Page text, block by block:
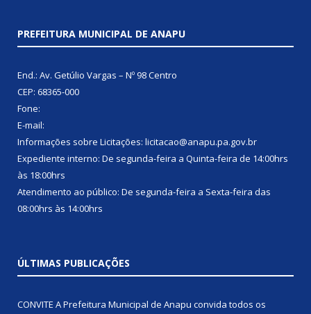
PREFEITURA MUNICIPAL DE ANAPU
End.: Av. Getúlio Vargas – Nº 98 Centro
CEP: 68365-000
Fone:
E-mail:
Informações sobre Licitações: licitacao@anapu.pa.gov.br
Expediente interno: De segunda-feira a Quinta-feira de 14:00hrs
às 18:00hrs
Atendimento ao público: De segunda-feira a Sexta-feira das
08:00hrs às 14:00hrs
ÚLTIMAS PUBLICAÇÕES
CONVITE A Prefeitura Municipal de Anapu convida todos os